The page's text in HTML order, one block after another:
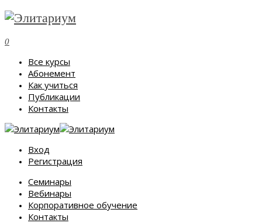
0
Все курсы
Абонемент
Как учиться
Публикации
Контакты
Вход
Регистрация
Семинары
Вебинары
Корпоративное обучение
Контакты